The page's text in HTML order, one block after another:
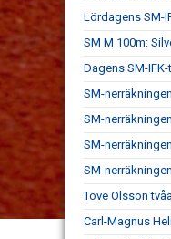
Lördagens SM-
SM M 100m:
Dagens SM-
SM-
SM-
SM-
SM-
Tove Olsson
Carl-Magnus